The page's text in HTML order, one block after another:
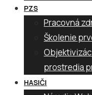
PZS
Pracovná
Školenie
prostredia
HASIČI